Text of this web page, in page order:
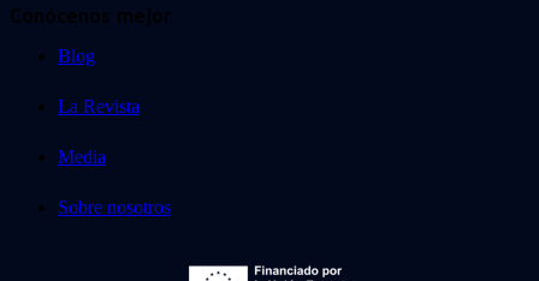
Conócenos mejor
Blog
La Revista
Media
Sobre nosotros